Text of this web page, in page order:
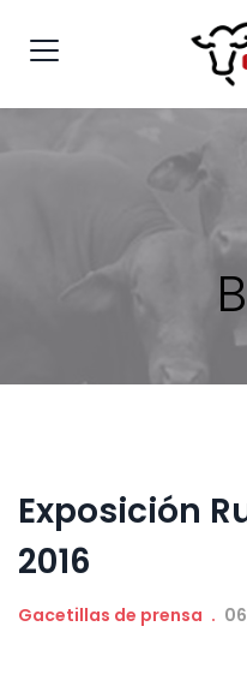
Exposición
2016
Gacetillas de prensa